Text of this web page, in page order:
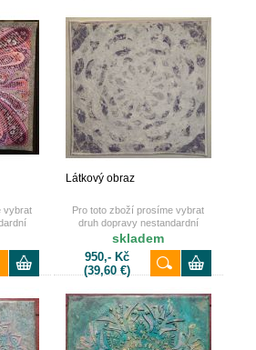
vybrat
Látkový obraz
Pro toto zboží prosíme vybrat
druh dopravy nestandardní
zásilka nebo osobní odběr.
Děkujeme.
skladem
950,- Kč
(39,60 €)